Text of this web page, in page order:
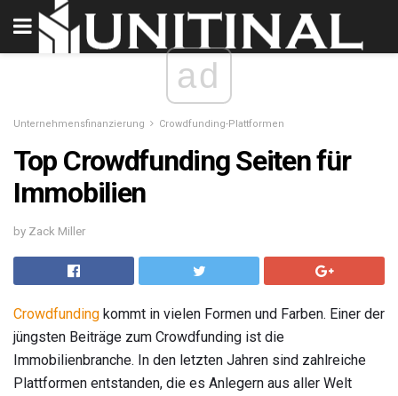
ad
Unternehmensfinanzierung Crowdfunding-Plattformen
Top Crowdfunding Seiten für
Immobilien
by Zack Miller
Crowdfunding kommt in vielen Formen und Farben. Einer der
jüngsten Beiträge zum Crowdfunding ist die
Immobilienbranche. In den letzten Jahren sind zahlreiche
Plattformen entstanden, die es Anlegern aus aller Welt